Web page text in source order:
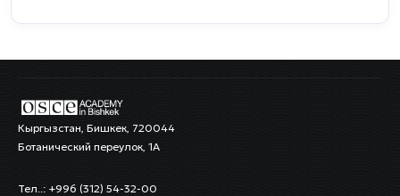
Кыргызстан, Бишкек, 720044
Ботанический переулок, 1А
Тел..: +996 (312) 54-32-00